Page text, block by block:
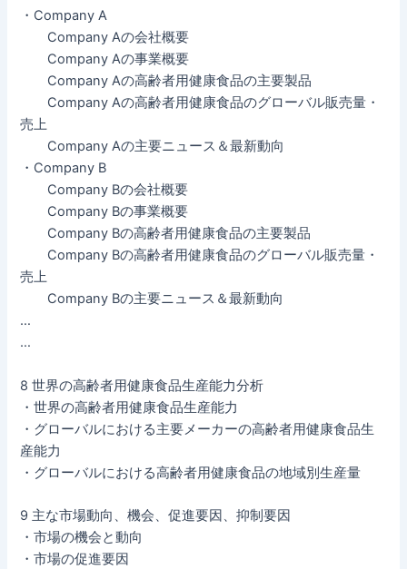
・Company A
Company Aの会社概要
Company Aの事業概要
Company Aの高齢者用健康食品の主要製品
Company Aの高齢者用健康食品のグローバル販売量・
売上
Company Aの主要ニュース＆最新動向
・Company B
Company Bの会社概要
Company Bの事業概要
Company Bの高齢者用健康食品の主要製品
Company Bの高齢者用健康食品のグローバル販売量・
売上
Company Bの主要ニュース＆最新動向
…
…
8 世界の高齢者用健康食品生産能力分析
・世界の高齢者用健康食品生産能力
・グローバルにおける主要メーカーの高齢者用健康食品生
産能力
・グローバルにおける高齢者用健康食品の地域別生産量
9 主な市場動向、機会、促進要因、抑制要因
・市場の機会と動向
・市場の促進要因